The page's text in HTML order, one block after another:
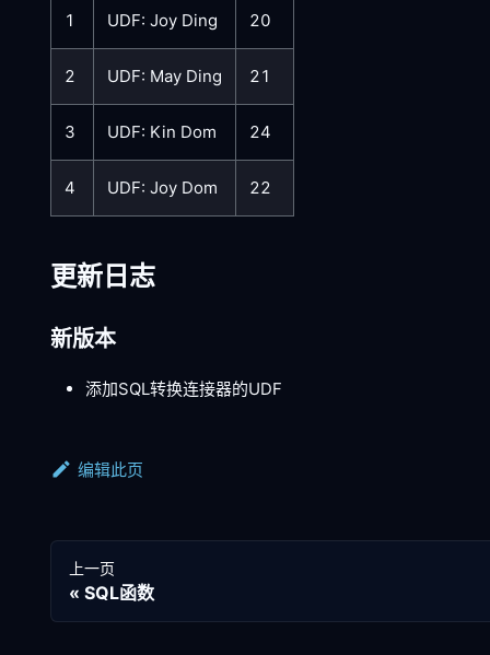
1 UDF: Joy Ding 20
2 UDF: May Ding 21
3 UDF: Kin Dom 24
4 UDF: Joy Dom 22
更新日志
新版本
添加SQL转换连接器的UDF
编辑此页
上一页
SQL函数